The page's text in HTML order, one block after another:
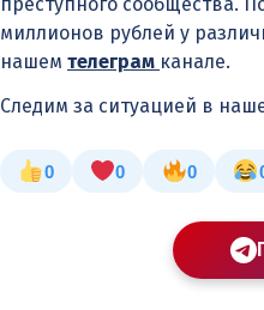
преступного сообщества.
миллионов рублей у
нашем телеграм канале.
Следим за ситуацией в
0 0 0